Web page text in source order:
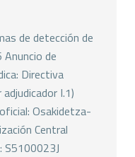
de detección de
de
Directiva
I.1)
Osakidetza-
Central
S5100023J